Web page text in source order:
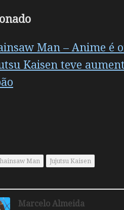
Man – Anime é
Kaisen teve
Man Jujutsu Kaisen
Marcelo Almeida